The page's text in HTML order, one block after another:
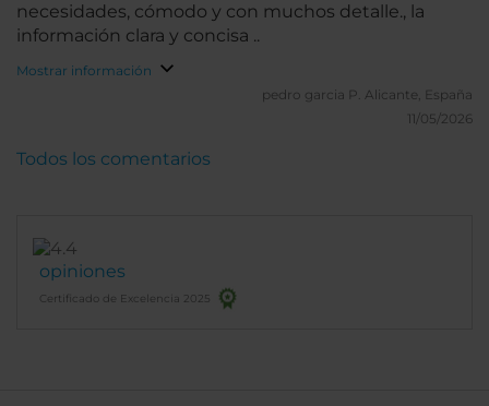
necesidades, cómodo y con muchos detalle., la
información clara y concisa ..
Mostrar información
pedro garcia P. Alicante, España
11/05/2026
opiniones
Certificado de Excelencia 2025
Todos los comentarios